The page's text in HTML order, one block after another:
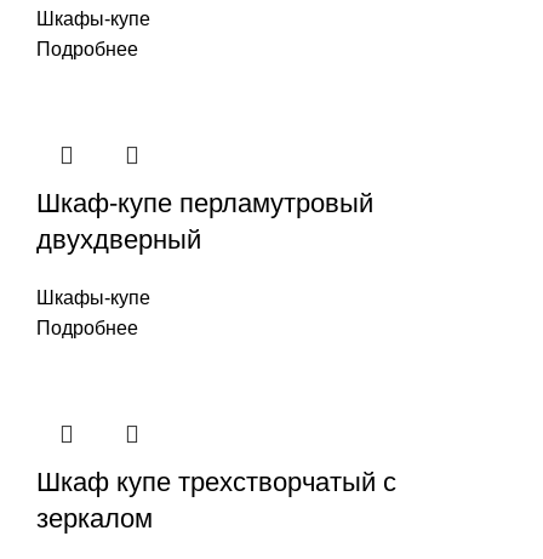
Шкафы-купе
Подробнее
Шкаф-купе перламутровый
двухдверный
Шкафы-купе
Подробнее
Шкаф купе трехстворчатый с
зеркалом